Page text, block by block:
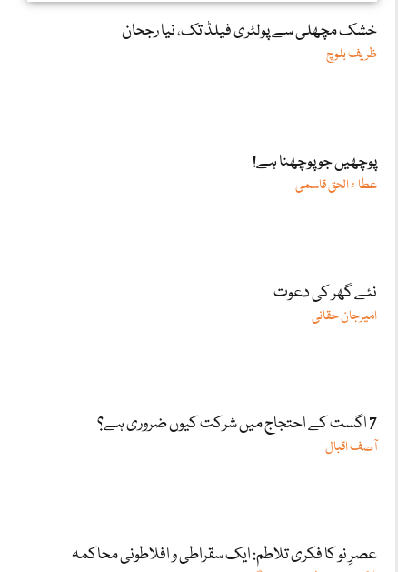
خشک مچھلی سے پولٹری فیلڈ تک، نیا رجحان
ظریف بلوچ
پوچھیں جو پوچھنا ہے!
عطا ء الحق قاسمی
نئے گھر کی دعوت
امیرجان حقانی
7 اگست کے احتجاج میں شرکت کیوں ضروری ہے؟
آصف اقبال
عصرِ نو کا فکری تلاطم: ایک سقراطی و افلاطونی محاکمہ